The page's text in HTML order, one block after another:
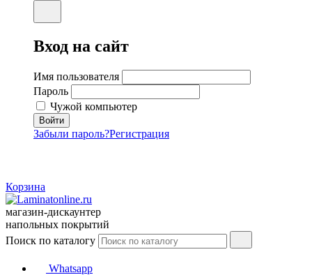
Вход на сайт
Имя пользователя
Пароль
Чужой компьютер
Забыли пароль?Регистрация
Корзина
магазин-дискаунтер
напольных покрытий
Поиск по каталогу
Whatsapp